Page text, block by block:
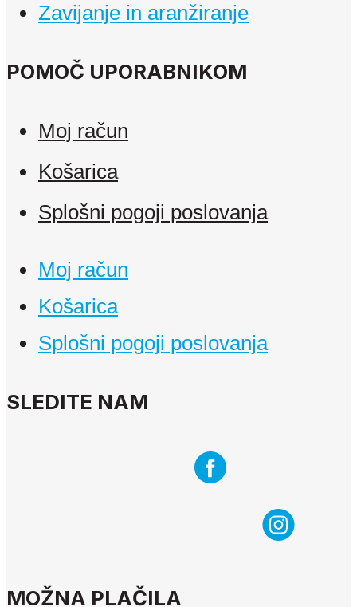
Zavijanje in aranžiranje
POMOČ UPORABNIKOM
Moj račun
Košarica
Splošni pogoji poslovanja
Moj račun
Košarica
Splošni pogoji poslovanja
SLEDITE NAM
MOŽNA PLAČILA